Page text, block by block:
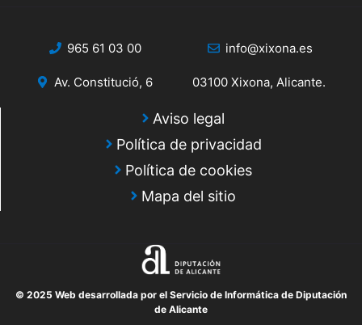
965 61 03 00 info@xixona.es
Av. Constitució, 6 03100 Xixona, Alicante.
Aviso legal
Política de privacidad
Política de cookies
Mapa del sitio
© 2025 Web desarrollada por el Servicio de Informática de Diputación
de Alicante